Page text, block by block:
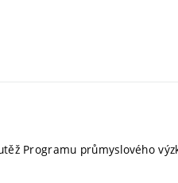
Programu průmyslového